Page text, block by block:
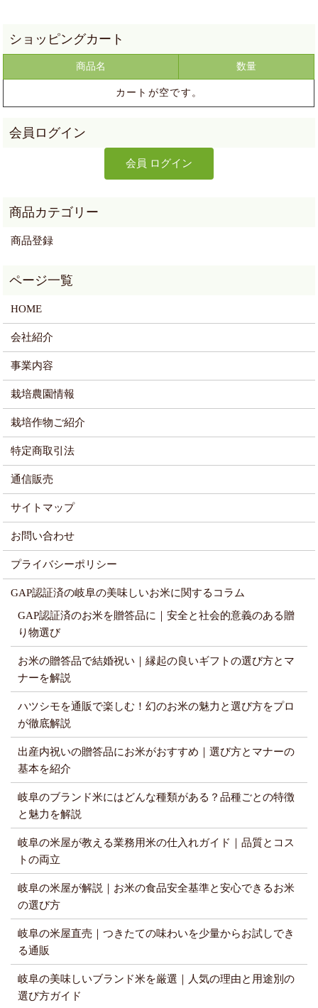
商品名 数量
カートが空です。
商品登録
HOME
会社紹介
事業内容
栽培農園情報
栽培作物ご紹介
特定商取引法
通信販売
サイトマップ
お問い合わせ
プライバシーポリシー
GAP認証済の岐阜の美味しいお米に関するコラム
GAP認証済のお米を贈答品に｜安全と社会的意義のある贈
り物選び
お米の贈答品で結婚祝い｜縁起の良いギフトの選び方とマ
ナーを解説
ハツシモを通販で楽しむ！幻のお米の魅力と選び方をプロ
が徹底解説
出産内祝いの贈答品にお米がおすすめ｜選び方とマナーの
基本を紹介
岐阜のブランド米にはどんな種類がある？品種ごとの特徴
と魅力を解説
岐阜の米屋が教える業務用米の仕入れガイド｜品質とコス
トの両立
岐阜の米屋が解説｜お米の食品安全基準と安心できるお米
の選び方
岐阜の米屋直売｜つきたての味わいを少量からお試しでき
る通販
岐阜の美味しいブランド米を厳選｜人気の理由と用途別の
選び方ガイド